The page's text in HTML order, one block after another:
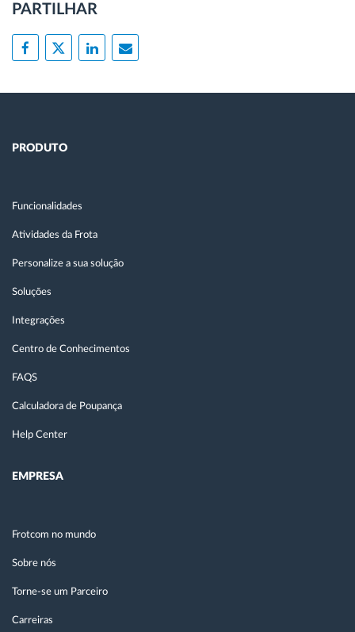
PARTILHAR
PRODUTO
Funcionalidades
Atividades da Frota
Personalize a sua solução
Soluções
Integrações
Centro de Conhecimentos
FAQS
Calculadora de Poupança
Help Center
EMPRESA
Frotcom no mundo
Sobre nós
Torne-se um Parceiro
Carreiras